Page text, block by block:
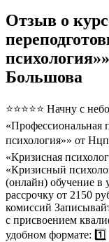
Отзыв о
Большова
⭐⭐⭐⭐⭐ Начну с
«Профессиональная
психология»» от
«Кризисная
«Кризисный
(онлайн) обучение
рассрочку от 2150
комиссий
с присвоением
удобном формате: 1️⃣